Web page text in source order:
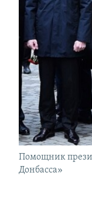
Помощник
Донбасса»